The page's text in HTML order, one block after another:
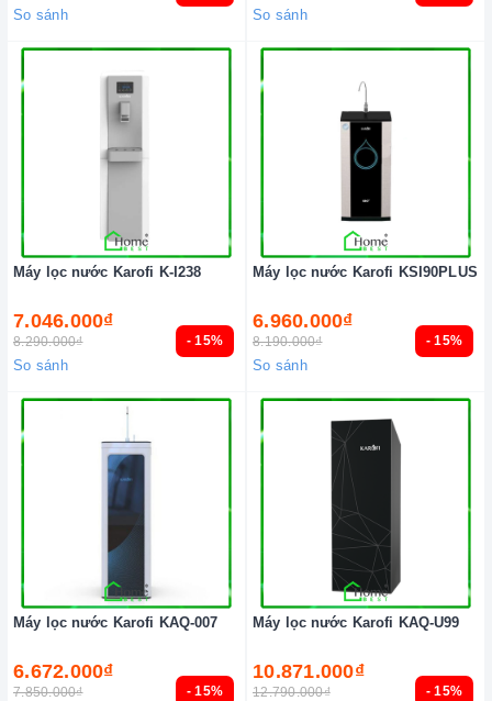
So sánh So sánh
- 15%
Máy lọc nước Karofi K-I238
7.046.000₫
8.290.000₫
So sánh
- 15%
Máy lọc nước Karofi KSI90PLUS
6.960.000₫
8.190.000₫
So sánh
- 15%
Máy lọc nước Karofi KAQ-007
6.672.000₫
7.850.000₫ - 15%
Máy lọc nước Karofi KAQ-U99
10.871.000₫
12.790.000₫